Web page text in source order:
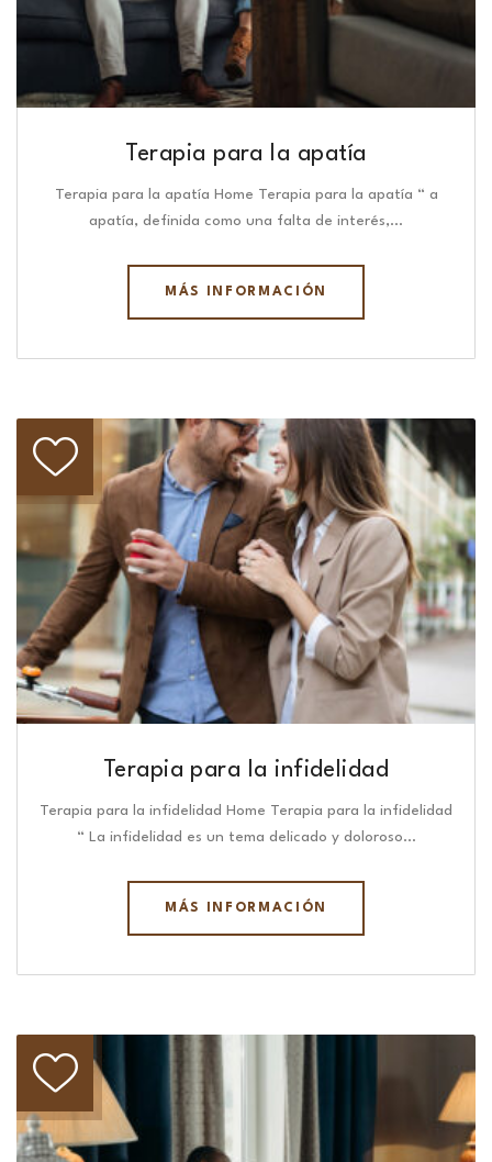
Terapia para la apatía
Terapia para la apatía Home Terapia para la apatía “ a
apatía, definida como una falta de interés,…
MÁS INFORMACIÓN
Terapia para la infidelidad
Terapia para la infidelidad Home Terapia para la infidelidad
“ La infidelidad es un tema delicado y doloroso…
MÁS INFORMACIÓN